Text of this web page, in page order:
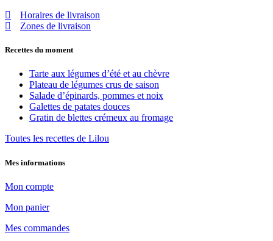
Horaires de livraison
Zones de livraison
Recettes du moment
Tarte aux légumes d’été et au chèvre
Plateau de légumes crus de saison
Salade d’épinards, pommes et noix
Galettes de patates douces
Gratin de blettes crémeux au fromage
Toutes les recettes de Lilou
Mes informations
Mon compte
Mon panier
Mes commandes